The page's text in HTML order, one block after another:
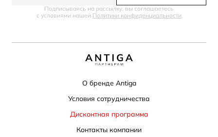
Подписываясь на рассылку, вы соглашаетесь
с условиями нашей Политики конфиденциальности
О бренде Antiga
Условия сотрудничества
Дисконтная программа
Контакты компании